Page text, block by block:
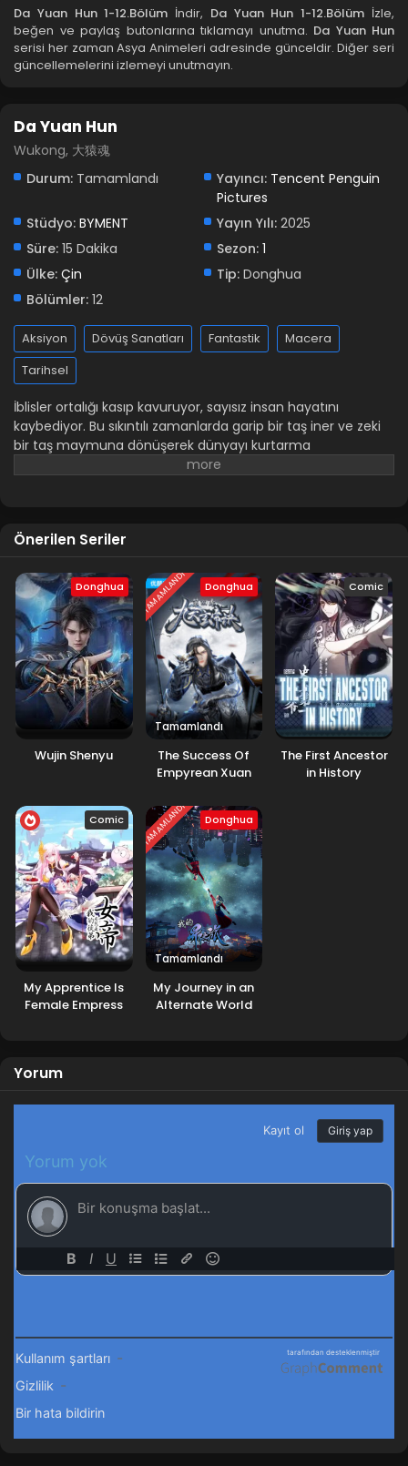
Da Yuan Hun 1-12.Bölüm İndir, Da Yuan Hun 1-12.Bölüm İzle,
beğen ve paylaş butonlarına tıklamayı unutma. Da Yuan Hun
serisi her zaman Asya Animeleri adresinde günceldir. Diğer seri
güncellemelerini izlemeyi unutmayın.
Da Yuan Hun
Wukong, 大猿魂
Durum: Tamamlandı Yayıncı: Tencent Penguin
Pictures
Stüdyo: BYMENT Yayın Yılı: 2025
Süre: 15 Dakika Sezon: 1
Ülke: Çin Tip: Donghua
Bölümler: 12
Aksiyon Dövüş Sanatları Fantastik
Macera
Tarihsel
İblisler ortalığı kasıp kavuruyor, sayısız insan hayatını
kaybediyor. Bu sıkıntılı zamanlarda garip bir taş iner ve zeki
bir taş maymuna dönüşerek dünyayı kurtarma
sorumluluğunu üstlenir. Sun Wukong'un büyük bir iblis
Önerilen Seriler
Donghua
Wujin Shenyu
TAMAMLANDI Donghua
Tamamlandı
The Success Of
Empyrean Xuan
Comic
The First Ancestor
in History
Comic
My Apprentice Is
Female Empress
TAMAMLANDI Donghua
Tamamlandı
My Journey in an
Alternate World
Yorum